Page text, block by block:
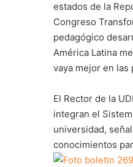
estados de la
Congreso
pedagógico
América Latina
vaya mejor en las
El Rector de la
integran el
universidad,
conocimientos